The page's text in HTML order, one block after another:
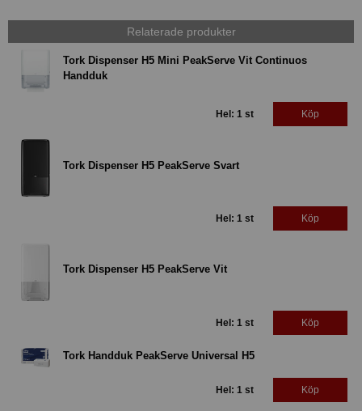
Relaterade produkter
Tork Dispenser H5 Mini PeakServe Vit Continuos
Handduk
Hel: 1 st Köp
Tork Dispenser H5 PeakServe Svart
Hel: 1 st Köp
Tork Dispenser H5 PeakServe Vit
Hel: 1 st Köp
Tork Handduk PeakServe Universal H5
Hel: 1 st Köp